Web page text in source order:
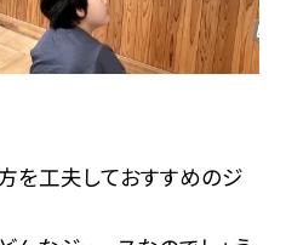
を工夫しておすすめのジ